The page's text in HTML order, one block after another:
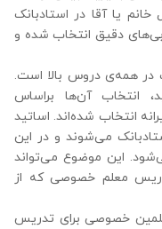
خانم یا آقا در استادبانک
دقیق انتخاب شده‌ و
در همه‌ی دروس بالا است.
انتخاب آن‌ها براساس
انتخاب شده‌اند. اساتید
می‌شوند و در این
این موضوع می‌تواند
معلم خصوصی که از
خصوصی برای تدریس